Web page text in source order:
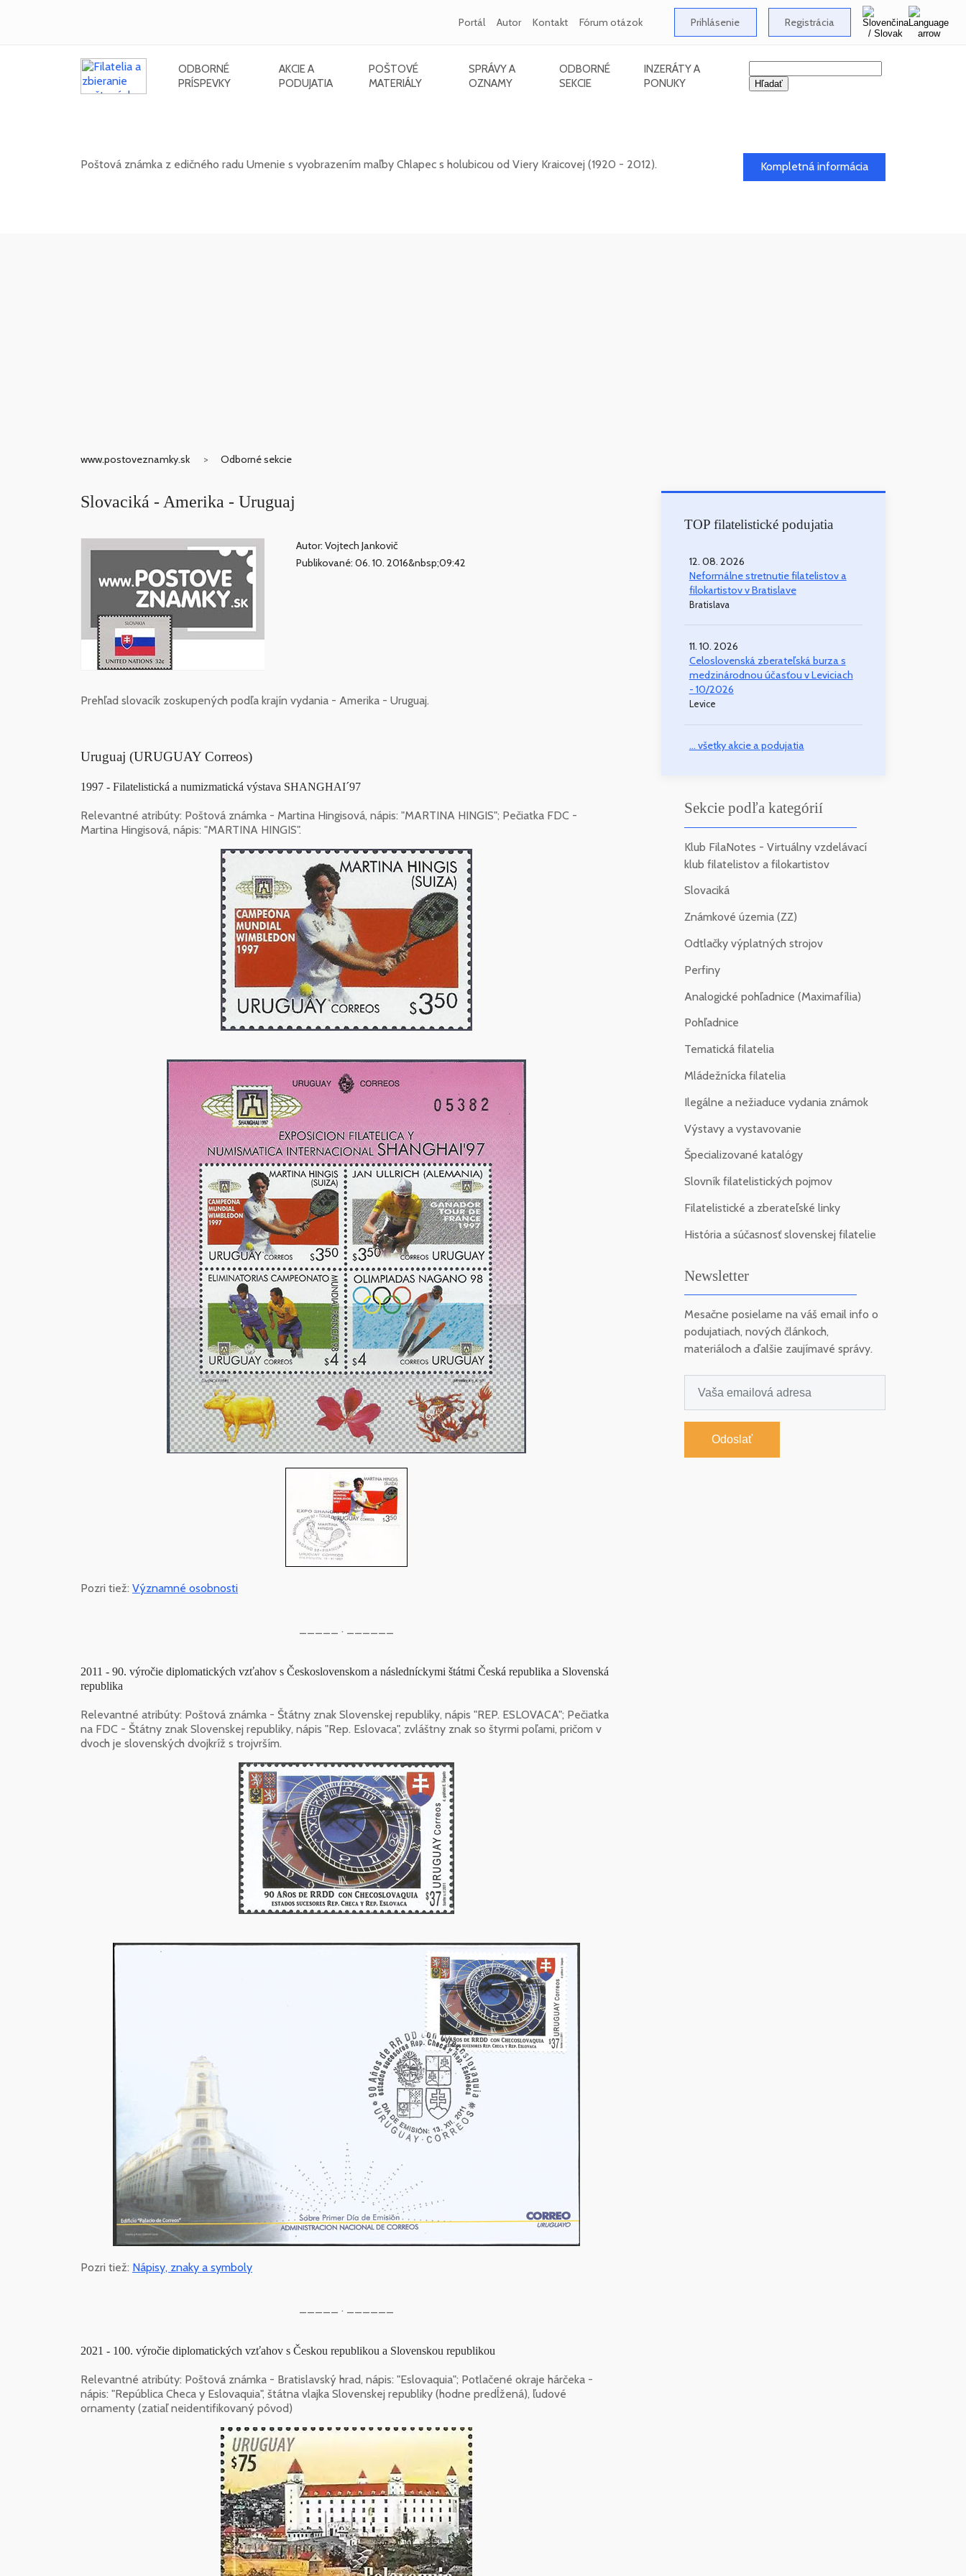
Portál Autor Kontakt Fórum otázok Prihlásenie Registrácia
ODBORNÉ
PRÍSPEVKY
AKCIE A
PODUJATIA
POŠTOVÉ
MATERIÁLY
SPRÁVY A
OZNAMY
ODBORNÉ
SEKCIE
INZERÁTY A
PONUKY
Poštová známka z edičného radu Umenie s vyobrazením maľby Chlapec s holubicou od Viery Kraicovej (1920 - 2012).
Kompletná informácia
www.postoveznamky.sk Odborné sekcie
Slovaciká - Amerika - Uruguaj
Autor: Vojtech Jankovič
Publikované: 06. 10. 2016&nbsp;09:42
Prehľad slovacík zoskupených podľa krajín vydania - Amerika - Uruguaj.
Uruguaj (URUGUAY Correos)
1997 - Filatelistická a numizmatická výstava SHANGHAI´97
Relevantné atribúty: Poštová známka - Martina Hingisová, nápis: "MARTINA HINGIS"; Pečiatka FDC -
Martina Hingisová, nápis: "MARTINA HINGIS".
Pozri tiež: Významné osobnosti
_____ . ______
2011 - 90. výročie diplomatických vzťahov s Československom a následníckymi štátmi Česká republika a Slovenská
republika
Relevantné atribúty: Poštová známka - Štátny znak Slovenskej republiky, nápis "REP. ESLOVACA"; Pečiatka
na FDC - Štátny znak Slovenskej republiky, nápis "Rep. Eslovaca", zvláštny znak so štyrmi poľami, pričom v
dvoch je slovenských dvojkríž s trojvrším.
Pozri tiež: Nápisy, znaky a symboly
_____ . ______
2021 - 100. výročie diplomatických vzťahov s Českou republikou a Slovenskou republikou
Relevantné atribúty: Poštová známka - Bratislavský hrad, nápis: "Eslovaquia"; Potlačené okraje hárčeka -
nápis: "República Checa y Eslovaquia", štátna vlajka Slovenskej republiky (hodne predĺžená), ľudové
ornamenty (zatiaľ neidentifikovaný pôvod)
TOP filatelistické podujatia
12. 08. 2026
Neformálne stretnutie filatelistov a
filokartistov v Bratislave
Bratislava
11. 10. 2026
Celoslovenská zberateľská burza s
medzinárodnou účasťou v Leviciach
- 10/2026
Levice
... všetky akcie a podujatia
Sekcie podľa kategórií
Klub FilaNotes - Virtuálny vzdelávací
klub filatelistov a filokartistov
Slovaciká
Známkové územia (ZZ)
Odtlačky výplatných strojov
Perfiny
Analogické pohľadnice (Maximafília)
Pohľadnice
Tematická filatelia
Mládežnícka filatelia
Ilegálne a nežiaduce vydania známok
Výstavy a vystavovanie
Špecializované katalógy
Slovník filatelistických pojmov
Filatelistické a zberateľské linky
História a súčasnosť slovenskej filatelie
Newsletter
Mesačne posielame na váš email info o
podujatiach, nových článkoch,
materiáloch a ďalšie zaujímavé správy.
Odoslať